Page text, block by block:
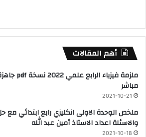
أهم المقالات
مباشر
2021-10-21
ملخص الوحدة الاولى انكليزي رابع ابتدائي مع
والاسئلة اعداد الاستاذ أمين عبد الله
2021-10-18